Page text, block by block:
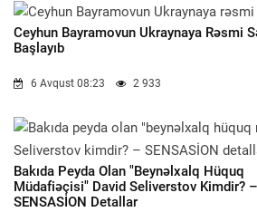
Ceyhun Bayramovun Ukraynaya Rəsmi
Başlayıb
6 Avqust 08:23 2 933
Bakıda Peyda Olan "beynəlxalq Hüquq
Müdafiəçisi" David Seliverstov Kimdir? –
SENSASİON Detallar